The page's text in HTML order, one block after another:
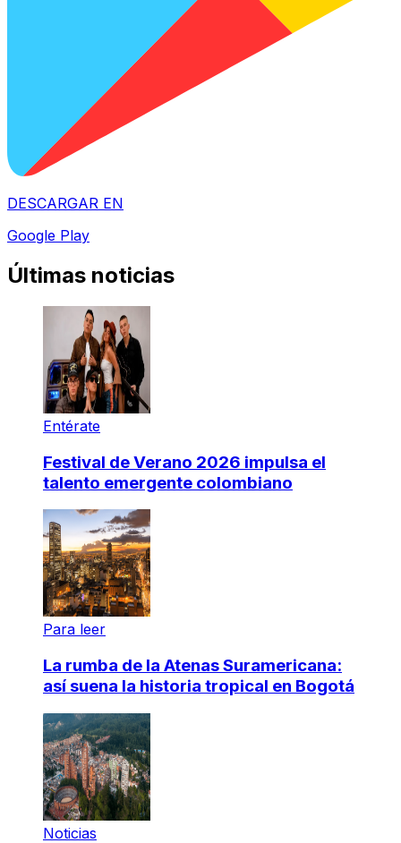
DESCARGAR EN
Google Play
Últimas noticias
Entérate
Festival de Verano 2026 impulsa el
talento emergente colombiano
Para leer
La rumba de la Atenas Suramericana:
así suena la historia tropical en Bogotá
Noticias